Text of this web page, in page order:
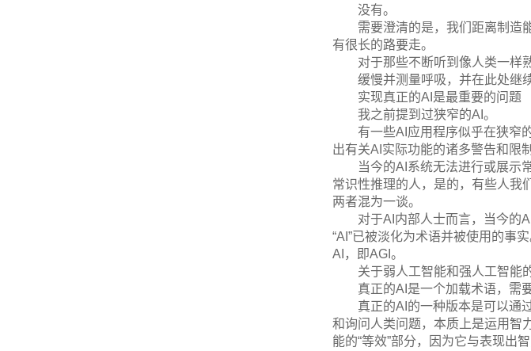
没有。
需要澄清的是，我们距离制造
有很长的路要走。
对于那些不断听到像人类一样
缓慢并测量呼吸，并在此处继
实现真正的AI是最重要的问题
我之前提到过狭窄的AI。
有一些AI应用程序似乎在狭窄
出有关AI实际功能的诸多警告和限制
当今的AI系统无法进行或展示
常识性推理的人，是的，有些人我
两者混为一谈。
对于AI内部人士而言，当今的
“AI”已被淡化为术语并被使用的事
AI，即AGI。
关于弱人工智能和强人工智能
真正的AI是一个加载术语，需
真正的AI的一种版本是可以通
和询问人类问题，本质上是运用智
能的“等效”部分，因为它与表现出